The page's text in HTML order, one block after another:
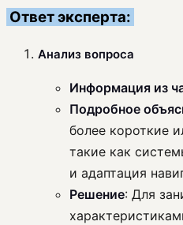
Ответ эксперта:
Анализ вопроса
Информация из
Подробное
более короткие
такие как
и адаптация
Решение: Для